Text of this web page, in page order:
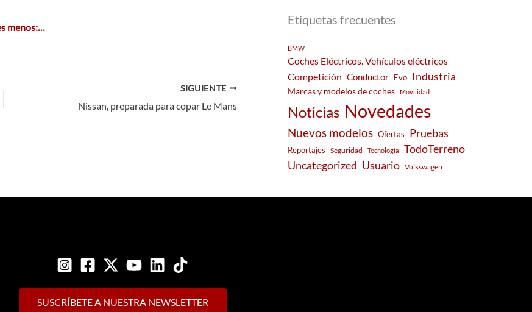
menos:…
SIGUIENTE
Nissan, preparada para copar Le Mans
Etiquetas frecuentes
BMW
Coches Eléctricos. Vehículos eléctricos
Competición Conductor Evo Industria
Marcas y modelos de coches Movilidad
Noticias Novedades
Nuevos modelos Ofertas Pruebas
Reportajes Seguridad Tecnología
TodoTerreno
Uncategorized Usuario Volkswagen
SUSCRÍBETE A NUESTRA NEWSLETTER